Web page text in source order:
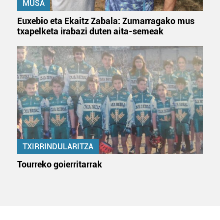
MUSA
Euxebio eta Ekaitz Zabala: Zumarragako mus
txapelketa irabazi duten aita-semeak
TXIRRINDULARITZA
Tourreko goierritarrak